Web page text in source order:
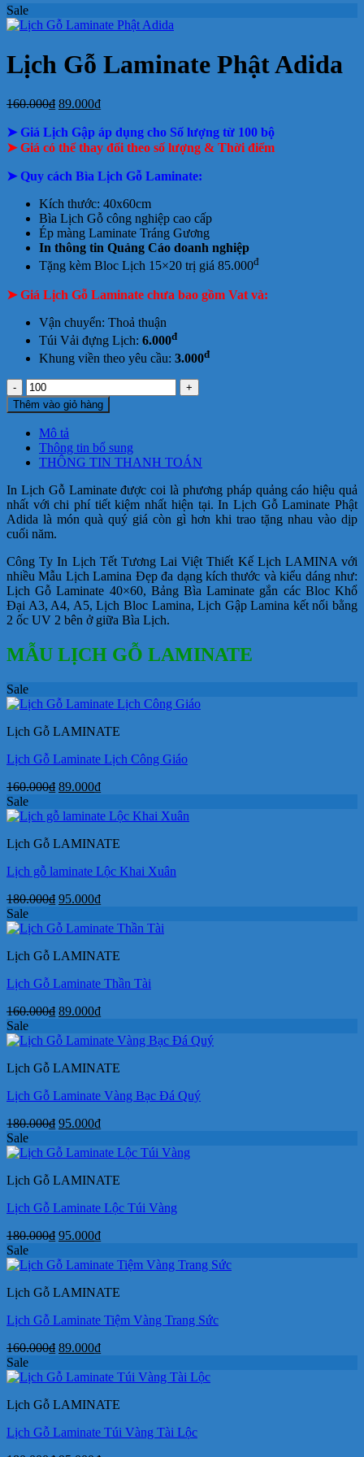
tại
Treo
Tường
Khổ
Mẫu
TLV
ở
Bloc
luận
giá
Bàn
Sale
Lịch Gỗ Laminate Phật Adida
160.000₫ Giá
là:
160.000₫.
89.000₫Giá
tại
là:
➤ Giá Lịch Gập áp dụng cho Số lượng từ 100 bộ
➤ Giá có thể thay đổi theo số lượng & Thời điểm
➤ Quy cách Bìa Lịch Gỗ Laminate:
Kích thước: 40x60cm
Bìa Lịch Gỗ công nghiệp cao cấp
Ép màng Laminate Tráng Gương
In thông tin Quảng Cáo doanh nghiệp
Tặng kèm Bloc Lịch 15×20 trị giá 85.000đ
➤ Giá Lịch Gỗ Laminate chưa bao gồm Vat và:
Vận chuyển: Thoả thuận
Túi Vải đựng Lịch: 6.000đ
Khung viền theo yêu cầu: 3.000đ
Lịch
Gỗ
Laminate
Phật
Adida
số
lượng
Thêm vào giỏ hàng
Mô tả
Thông tin bổ sung
THÔNG TIN THANH TOÁN
In Lịch Gỗ Laminate được coi là phương pháp quảng cáo hiệu quả
nhất với chi phí tiết kiệm nhất hiện tại. In Lịch Gỗ Laminate Phật
Adida là món quà quý giá còn gì hơn khi trao tặng nhau vào dịp
cuối năm.
Công Ty In Lịch Tết Tương Lai Việt Thiết Kế Lịch LAMINA với
nhiều Mẫu Lịch Lamina Đẹp đa dạng kích thước và kiểu dáng như:
Lịch Gỗ Laminate 40×60, Bảng Bìa Laminate gắn các Bloc Khổ
Đại A3, A4, A5, Lịch Bloc Lamina, Lịch Gập Lamina kết nối bằng
2 ốc UV 2 bên ở giữa Bìa Lịch.
MẪU LỊCH GỖ LAMINATE
Sale
Lịch Gỗ LAMINATE
Lịch Gỗ Laminate Lịch Công Giáo
160.000₫ Giá
là:
89.000₫Giá
tại
89.000₫.
Sale
Lịch Gỗ LAMINATE
Lịch gỗ laminate Lộc Khai Xuân
180.000₫ Giá
là:
95.000₫Giá
tại
95.000₫.
Sale
Lịch Gỗ LAMINATE
Lịch Gỗ Laminate Thần Tài
160.000₫ Giá
là:
89.000₫Giá
tại
89.000₫.
Sale
Lịch Gỗ LAMINATE
Lịch Gỗ Laminate Vàng Bạc Đá Quý
180.000₫ Giá
là:
95.000₫Giá
tại
95.000₫.
Sale
Lịch Gỗ LAMINATE
Lịch Gỗ Laminate Lộc Túi Vàng
180.000₫ Giá
là:
95.000₫Giá
tại
95.000₫.
Sale
Lịch Gỗ LAMINATE
Lịch Gỗ Laminate Tiệm Vàng Trang Sức
160.000₫ Giá
là:
89.000₫Giá
tại
89.000₫.
Sale
Lịch Gỗ LAMINATE
Lịch Gỗ Laminate Túi Vàng Tài Lộc